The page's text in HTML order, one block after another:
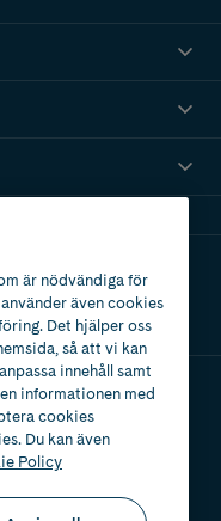
är nödvändiga för
även cookies
Det hjälper oss
så att vi kan
innehåll samt
informationen med
cookies
Du kan även
Policy